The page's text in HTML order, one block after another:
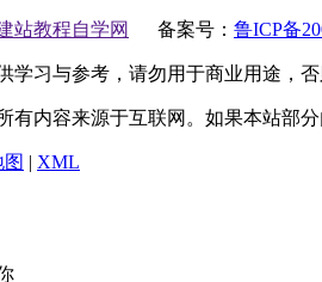
站教程自学网 备案号： 鲁ICP备
学习与参考，请勿用于商业用途，
有内容来源于互联网。如果本站部
图 | XML